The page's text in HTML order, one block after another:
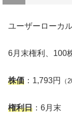
ユーザーローカ
6月末権利、100
株価 ：1,793円 （
権利日 ：6月末